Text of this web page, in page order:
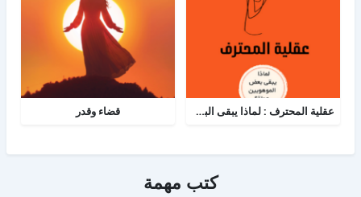
عقلية المحترف : لماذا يبقى البعض هواة رغم الموهبة؟ قضاء وقدر
كتب مهمة